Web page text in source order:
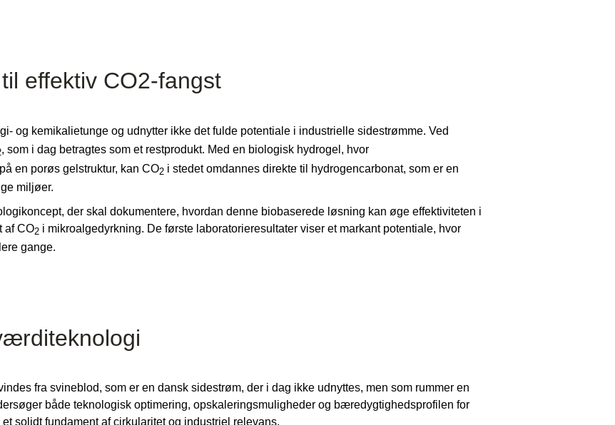
effektiv CO2-fangst
og kemikalietunge og udnytter ikke det fulde potentiale i industrielle sidestrømme. Ved
, som i dag betragtes som et restprodukt. Med en biologisk hydrogel, hvor
en porøs gelstruktur, kan CO2 i stedet omdannes direkte til hydrogencarbonat, som er en
miljøer.
der skal dokumentere, hvordan denne biobaserede løsning kan øge effektiviteten i
af CO2 i mikroalgedyrkning. De første laboratorieresultater viser et markant potentiale, hvor
gange.
fra svineblod, som er en dansk sidestrøm, der i dag ikke udnyttes, men som rummer en
både teknologisk optimering, opskaleringsmuligheder og bæredygtighedsprofilen for
solidt fundament af cirkularitet og industriel relevans.